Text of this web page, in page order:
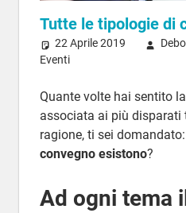
Tutte le tipologie di
22 Aprile 2019
Eventi
Quante volte hai sentito
associata ai più disparati
ragione, ti sei
convegno esistono?
Ad ogni tema